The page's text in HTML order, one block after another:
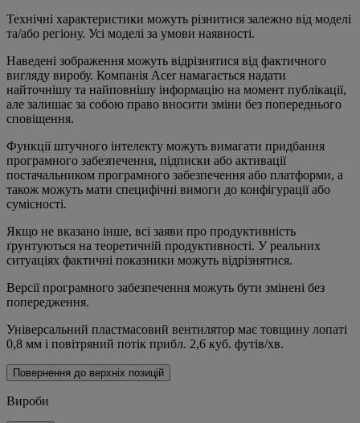
Технічні характеристики можуть різнитися залежно від моделі
та/або регіону. Усі моделі за умови наявності.
Наведені зображення можуть відрізнятися від фактичного
вигляду виробу. Компанія Acer намагається надати
найточнішу та найповнішу інформацію на момент публікації,
але залишає за собою право вносити зміни без попереднього
сповіщення.
Функції штучного інтелекту можуть вимагати придбання
програмного забезпечення, підписки або активації
постачальником програмного забезпечення або платформи, а
також можуть мати специфічні вимоги до конфігурації або
сумісності.
Якщо не вказано інше, всі заяви про продуктивність
ґрунтуються на теоретичній продуктивності. У реальних
ситуаціях фактичні показники можуть відрізнятися.
Версії програмного забезпечення можуть бути змінені без
попередження.
Універсальний пластмасовий вентилятор має товщину лопаті
0,8 мм і повітряний потік прибл. 2,6 куб. футів/хв.
Повернення до верхніх позицій
Вироби